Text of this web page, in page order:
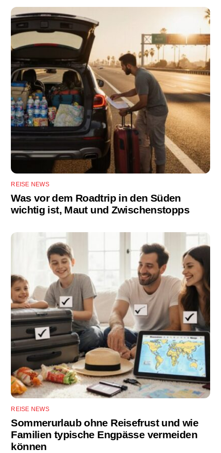
REISE NEWS
Was vor dem Roadtrip in den Süden
wichtig ist, Maut und Zwischenstopps
REISE NEWS
Sommerurlaub ohne Reisefrust und wie
Familien typische Engpässe vermeiden
können